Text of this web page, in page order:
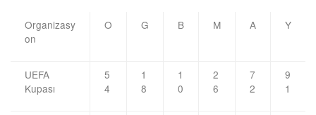
Organizasy
on
O G B M A Y
UEFA
Kupası
5
4
1
8
1
0
2
6
7
2
9
1